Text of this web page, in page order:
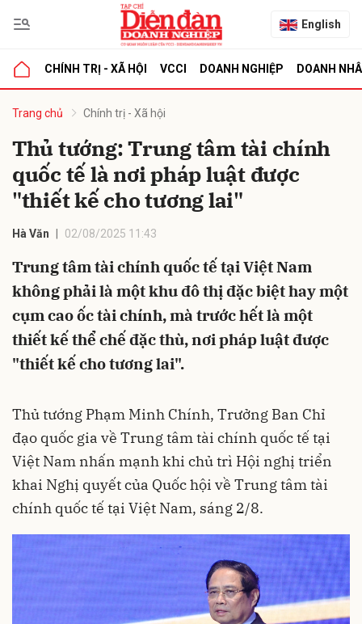
English
CHÍNH TRỊ - XÃ HỘI VCCI DOANH NGHIỆP DOANH
Trang chủ Chính trị - Xã hội
Thủ tướng: Trung tâm tài chính
quốc tế là nơi pháp luật được
"thiết kế cho tương lai"
Hà Văn 02/08/2025 11:43
Trung tâm tài chính quốc tế tại Việt Nam
không phải là một khu đô thị đặc biệt hay một
cụm cao ốc tài chính, mà trước hết là một
thiết kế thể chế đặc thù, nơi pháp luật được
"thiết kế cho tương lai".
Thủ tướng Phạm Minh Chính, Trưởng Ban Chỉ
đạo quốc gia về Trung tâm tài chính quốc tế tại
Việt Nam nhấn mạnh khi chủ trì Hội nghị triển
khai Nghị quyết của Quốc hội về Trung tâm tài
chính quốc tế tại Việt Nam, sáng 2/8.
luận
Hủy